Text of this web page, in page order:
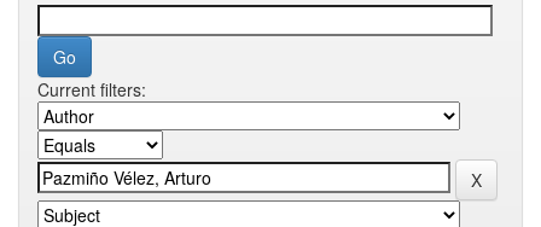
Current filters: